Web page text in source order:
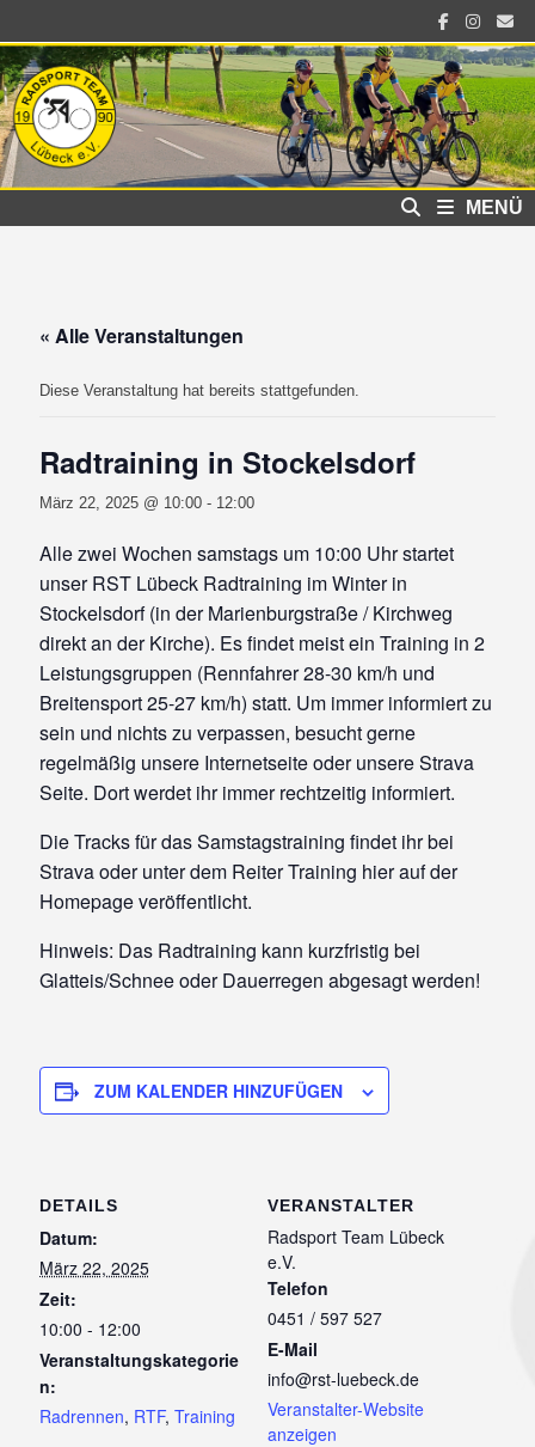
springen
MENÜ
« Alle Veranstaltungen
Diese Veranstaltung hat bereits stattgefunden.
Radtraining in Stockelsdorf
März 22, 2025 @ 10:00- 12:00
Alle zwei Wochen samstags um 10:00 Uhr startet
unser RST Lübeck Radtraining im Winter in
Stockelsdorf (in der Marienburgstraße / Kirchweg
direkt an der Kirche). Es findet meist ein Training in 2
Leistungsgruppen (Rennfahrer 28-30 km/h und
Breitensport 25-27 km/h) statt. Um immer informiert zu
sein und nichts zu verpassen, besucht gerne
regelmäßig unsere Internetseite oder unsere Strava
Seite. Dort werdet ihr immer rechtzeitig informiert.
Die Tracks für das Samstagstraining findet ihr bei
Strava oder unter dem Reiter Training hier auf der
Homepage veröffentlicht.
Hinweis: Das Radtraining kann kurzfristig bei
Glatteis/Schnee oder Dauerregen abgesagt werden!
ZUM KALENDER HINZUFÜGEN
DETAILS
Datum:
März 22, 2025
Zeit:
10:00 - 12:00
Veranstaltungskategorie
n:
Radrennen, RTF, Training
VERANSTALTER
Radsport Team Lübeck
e.V.
Telefon
0451 / 597 527
E-Mail
info@rst-luebeck.de
Veranstalter-Website
anzeigen